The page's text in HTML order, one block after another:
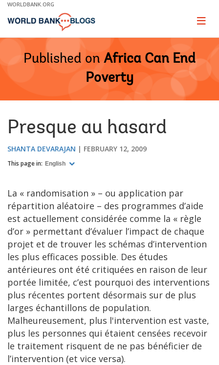
Skip
Main
WORLDBANK.ORG
Page
Published on Africa Can End
Poverty
Presque au hasard
SHANTA DEVARAJAN FEBRUARY 12, 2009
This page in: English
La « randomisation » – ou application par
répartition aléatoire – des programmes d’aide
est actuellement considérée comme la « règle
d’or » permettant d’évaluer l’impact de chaque
projet et de trouver les schémas d’intervention
les plus efficaces possible. Des études
antérieures ont été critiquées en raison de leur
portée limitée, c’est pourquoi des interventions
plus récentes portent désormais sur de plus
larges échantillons de population.
Malheureusement, plus l'intervention est vaste,
plus les personnes qui étaient censées recevoir
le traitement risquent de ne pas bénéficier de
l’intervention (et vice versa).